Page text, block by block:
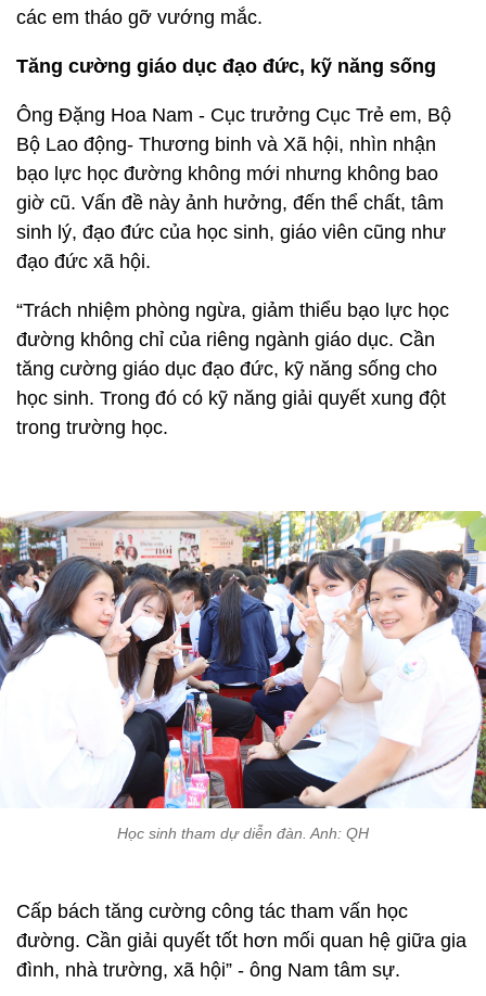
các em tháo gỡ vướng mắc.
Tăng cường giáo dục đạo đức, kỹ năng sống
Ông Đặng Hoa Nam - Cục trưởng Cục Trẻ em, Bộ
Bộ Lao động- Thương binh và Xã hội, nhìn nhận
bạo lực học đường không mới nhưng không bao
giờ cũ. Vấn đề này ảnh hưởng, đến thể chất, tâm
sinh lý, đạo đức của học sinh, giáo viên cũng như
đạo đức xã hội.
“Trách nhiệm phòng ngừa, giảm thiểu bạo lực học
đường không chỉ của riêng ngành giáo dục. Cần
tăng cường giáo dục đạo đức, kỹ năng sống cho
học sinh. Trong đó có kỹ năng giải quyết xung đột
trong trường học.
Học sinh tham dự diễn đàn. Anh: QH
Cấp bách tăng cường công tác tham vấn học
đường. Cần giải quyết tốt hơn mối quan hệ giữa gia
đình, nhà trường, xã hội” - ông Nam tâm sự.